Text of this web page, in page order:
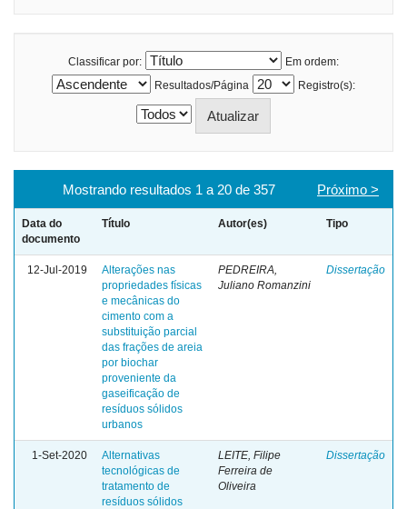
Classificar por:
Em ordem:
Resultados/Página
Registro(s):
Mostrando resultados 1 a 20 de 357 Próximo >
Data do
documento
Título Autor(es) Tipo
12-Jul-2019
Alterações nas
propriedades físicas
e mecânicas do
cimento com a
substituição parcial
das frações de areia
por biochar
proveniente da
gaseificação de
resíduos sólidos
urbanos
PEDREIRA,
Juliano Romanzini
Dissertação
1-Set-2020
Alternativas
tecnológicas de
tratamento de
resíduos sólidos
LEITE, Filipe
Ferreira de
Oliveira
Dissertação